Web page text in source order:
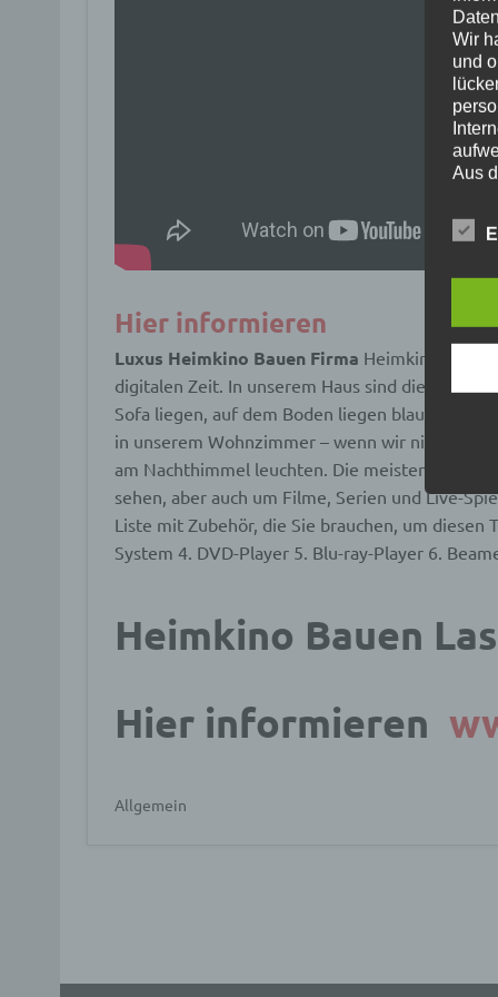
Hier informieren
Luxus Heimkino Bauen Firma Heimkino ist ein
digitalen Zeit. In unserem Haus sind die Wände
Sofa liegen, auf dem Boden liegen blaue
in unserem Wohnzimmer – wenn wir nicht
am Nachthimmel leuchten. Die meisten von
sehen, aber auch um Filme, Serien und Live-
Liste mit Zubehör, die Sie brauchen, um
System 4. DVD-Player 5. Blu-ray-Player 6.
Heimkino Bauen
Hier informieren
Allgemein
Wir
und
Aus
Die
a)
c)